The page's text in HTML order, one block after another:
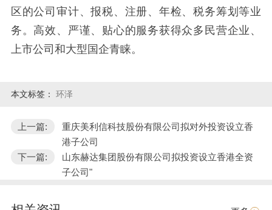
区的公司审计、报税、注册、年检、税务筹划等业
务。高效、严谨、贴心的服务获得众多民营企业、
上市公司和大型国企青睐。
本文标签： 环泽
上一篇:
重庆美利信科技股份有限公司拟对外投资设立香
港子公司
下一篇:
山东赫达集团股份有限公司拟投资设立香港全资
子公司"